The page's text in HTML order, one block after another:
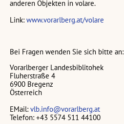
anderen Objekten in volare.
Link: www.vorarlberg.at/volare
Bei Fragen wenden Sie sich bitte an:
Vorarlberger Landesbiblitohek
Fluherstraße 4
6900 Bregenz
Österreich
EMail: vlb.info@vorarlberg.at
Telefon: +43 5574 511 44100